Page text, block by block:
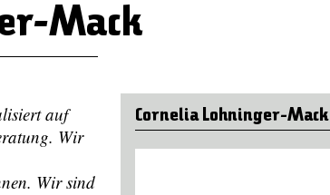
Mack
Cornelia Lohninger-Mack
auf
Wir
Wir sind